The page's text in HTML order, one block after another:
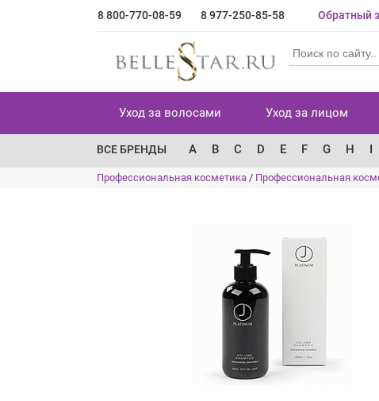
8 800-770-08-59 8 977-250-85-58 Обратный
Уход за волосами Уход за лицом
ВСЕ БРЕНДЫ A B C D E F G H I
Профессиональная косметика / Профессиональная